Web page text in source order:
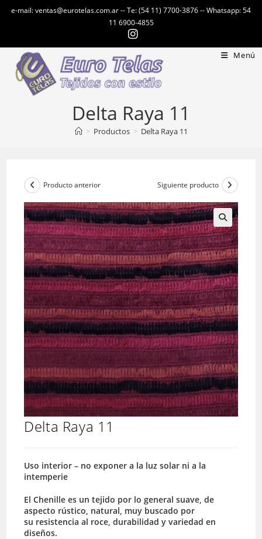
e-mail: ventas@eurotelas.com.ar -- Te: (54 11) 7700-3876 -- Whatsapp: 54
11 6900-4855
Menú
Delta Raya 11
> Productos > Delta Raya 11
Producto anterior Siguiente producto
Delta Raya 11
Uso interior – no exponer a la luz solar ni a la
intemperie
El Chenille es un tejido por lo general suave, de
aspecto rústico, natural, muy buscado por
su resistencia al roce, durabilidad y variedad en
diseños.